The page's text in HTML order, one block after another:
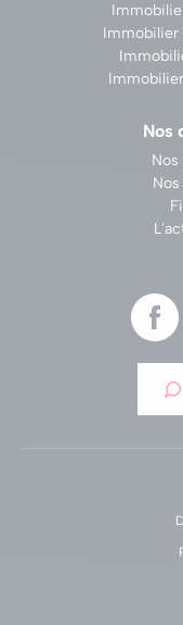
Immobilier
Nos